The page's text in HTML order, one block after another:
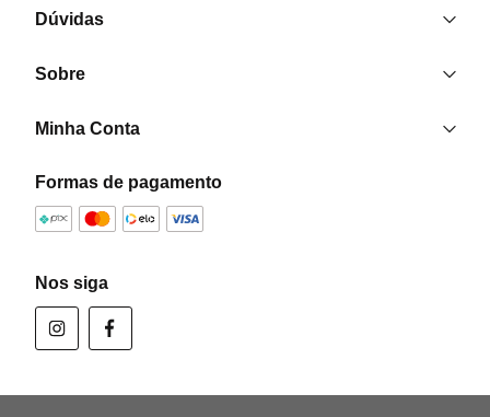
Dúvidas
Contato
Sobre
Formas de pagamento
Política de Privacidade
Minha Conta
Meus Pedidos
Formas de pagamento
Nos siga